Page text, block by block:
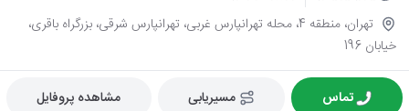
تهران، منطقه 4، محله تهرانپارس غربی، تهرانپارس شرقی، بزرگراه باقری،
خیابان 196
تماس مسیریابی مشاهده پروفایل